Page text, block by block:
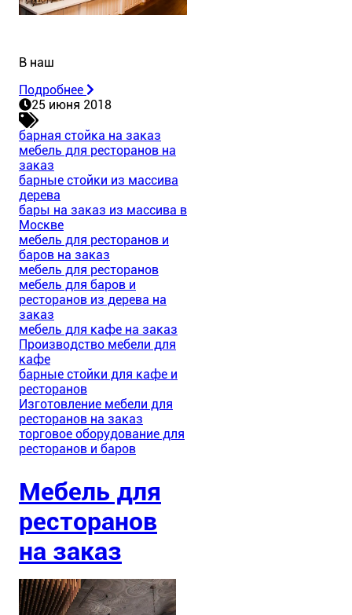
В наш
Подробнее
25 июня 2018
барная стойка на заказ
мебель для ресторанов на
заказ
барные стойки из массива
дерева
бары на заказ из массива в
Москве
мебель для ресторанов и
баров на заказ
мебель для ресторанов
мебель для баров и
ресторанов из дерева на
заказ
мебель для кафе на заказ
Производство мебели для
кафе
барные стойки для кафе и
ресторанов
Изготовление мебели для
ресторанов на заказ
торговое оборудование для
ресторанов и баров
Мебель для
ресторанов
на заказ